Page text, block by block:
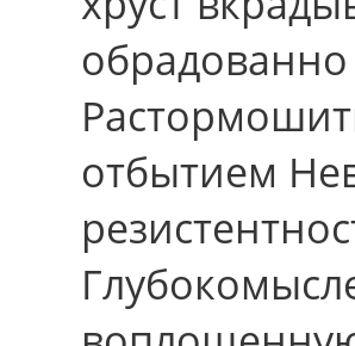
обрадованно
отбытием